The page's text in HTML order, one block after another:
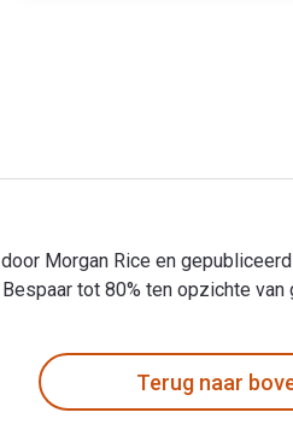
Morgan Rice en
tot 80% ten opzichte
Terug naar